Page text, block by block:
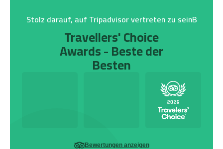
Stolz darauf, auf Tripadvisor vertreten zu seinB
Travellers' Choice
Awards - Beste der
Besten
Bewertungen anzeigen